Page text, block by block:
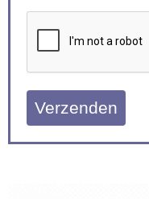
Verzenden